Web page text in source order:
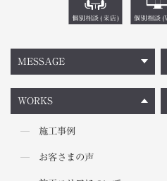
MESSAGE
WORKS
施工事例
お客さまの声